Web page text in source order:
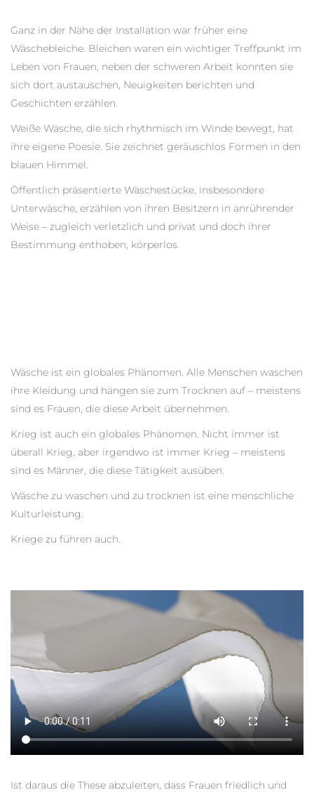
Ganz in der Nähe der Installation war früher eine
Wäschebleiche. Bleichen waren ein wichtiger Treffpunkt im
Leben von Frauen, neben der schweren Arbeit konnten sie
sich dort austauschen, Neuigkeiten berichten und
Geschichten erzählen.
Weiße Wäsche, die sich rhythmisch im Winde bewegt, hat
ihre eigene Poesie. Sie zeichnet geräuschlos Formen in den
blauen Himmel.
Öffentlich präsentierte Wäschestücke, insbesondere
Unterwäsche, erzählen von ihren Besitzern in anrührender
Weise – zugleich verletzlich und privat und doch ihrer
Bestimmung enthoben, körperlos.
Wäsche ist ein globales Phänomen. Alle Menschen waschen
ihre Kleidung und hängen sie zum Trocknen auf – meistens
sind es Frauen, die diese Arbeit übernehmen.
Krieg ist auch ein globales Phänomen. Nicht immer ist
überall Krieg, aber irgendwo ist immer Krieg – meistens
sind es Männer, die diese Tätigkeit ausüben.
Wäsche zu waschen und zu trocknen ist eine menschliche
Kulturleistung.
Kriege zu führen auch.
Ist daraus die These abzuleiten, dass Frauen friedlich und